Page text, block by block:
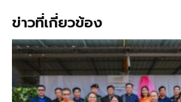
ข่าวที่เกี่ยวข้อง